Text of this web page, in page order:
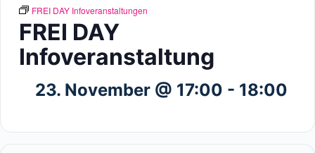
FREI DAY Infoveranstaltungen
FREI DAY
Infoveranstaltung
23. November @ 17:00 - 18:00